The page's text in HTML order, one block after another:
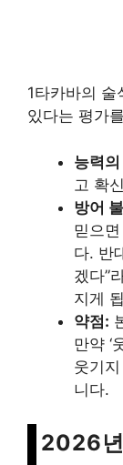
1타카바의 술
있다는 평가
능력
고 확
방어
믿으
다. 반
겠다”
지게
약점:
만약 ‘
웃기
니다.
2026